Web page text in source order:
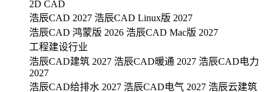
2D CAD
浩辰CAD 2027 浩辰CAD Linux版 2027
浩辰CAD 鸿蒙版 2026 浩辰CAD Mac版 2027
工程建设行业
浩辰CAD建筑 2027 浩辰CAD暖通 2027 浩辰CAD电力
2027
浩辰CAD给排水 2027 浩辰CAD电气 2027 浩辰云建筑